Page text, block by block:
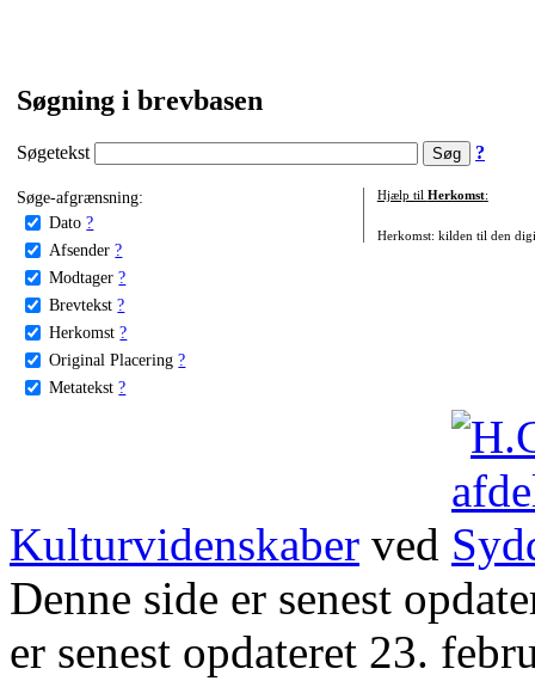
Søgning i brevbasen
Søgetekst ?
Søge-afgrænsning:
Dato ?
Afsender ?
Modtager ?
Brevtekst ?
Herkomst ?
Original Placering ?
Metatekst ?
Hjælp til Herkomst:
Herkomst: kilden til den
Kulturvidenskaber ved
Denne side er senest
er senest opdateret 23.